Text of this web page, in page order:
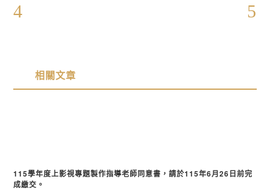
相關文章
115學年度上影視專題製作指導老師同意書，請於115年6月26日前完
成繳交。